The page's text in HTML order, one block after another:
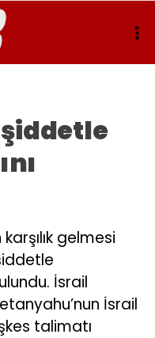
gelmesi
İsrail
İsrail
talimatı